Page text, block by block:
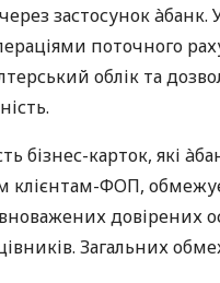
застосунок àбанк.
поточного
облік та
бізнес-карток, які
клієнтам-ФОП,
довірених
Загальних